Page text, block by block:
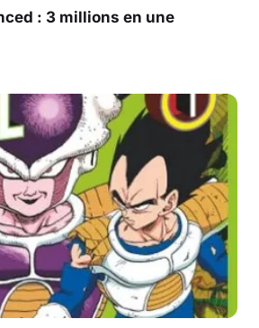
: 3 millions en une